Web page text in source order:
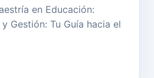
en Educación:
Gestión: Tu Guía hacia el